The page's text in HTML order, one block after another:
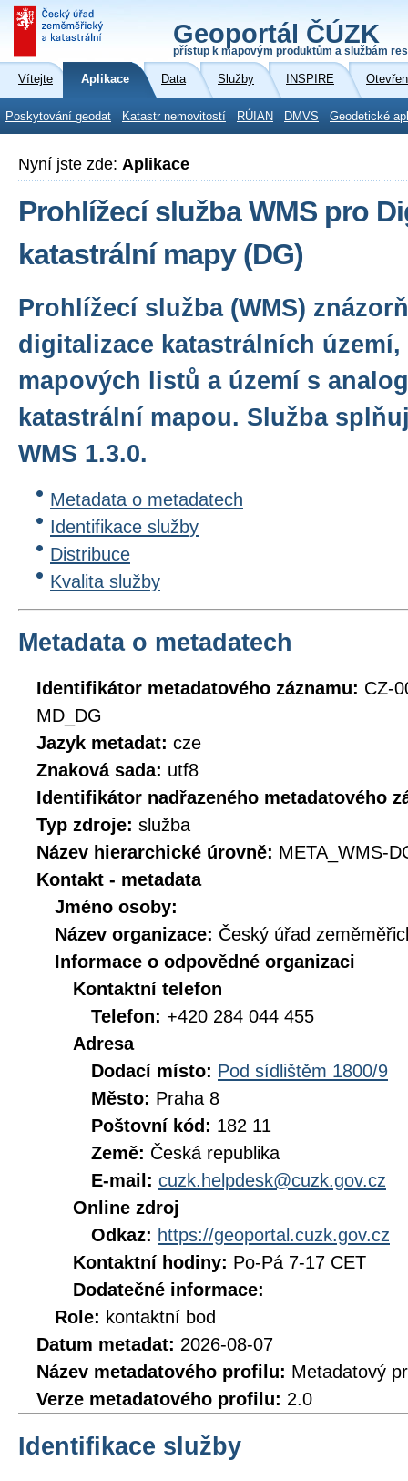
Geoportál ČÚZK
přístup k mapovým produktům a službám
Vítejte Aplikace Data Služby INSPIRE
Poskytování geodat Katastr nemovitostí RÚIAN DMVS Geodetické
Nyní jste zde: Aplikace
Prohlížecí služba WMS pro
katastrální mapy (DG)
Prohlížecí služba (WMS)
digitalizace katastrálních
mapových listů a území s
katastrální mapou. Služba
WMS 1.3.0.
Metadata o metadatech
Identifikace služby
Distribuce
Kvalita služby
Metadata o metadatech
Identifikátor metadatového záznamu: CZ-
MD_DG
Jazyk metadat: cze
Znaková sada: utf8
Identifikátor nadřazeného metadatového
Typ zdroje: služba
Název hierarchické úrovně: META_WMS-
Kontakt - metadata
Jméno osoby:
Název organizace: Český úřad
Informace o odpovědné organizaci
Kontaktní telefon
Telefon: +420 284 044 455
Adresa
Dodací místo: Pod sídlištěm 1800/9
Město: Praha 8
Poštovní kód: 182 11
Země: Česká republika
E-mail: cuzk.helpdesk@cuzk.gov.cz
Online zdroj
Odkaz: https://geoportal.cuzk.gov.cz
Kontaktní hodiny: Po-Pá 7-17 CET
Dodatečné informace:
Role: kontaktní bod
Datum metadat: 2026-08-07
Název metadatového profilu: Metadatový
Verze metadatového profilu: 2.0
Identifikace služby